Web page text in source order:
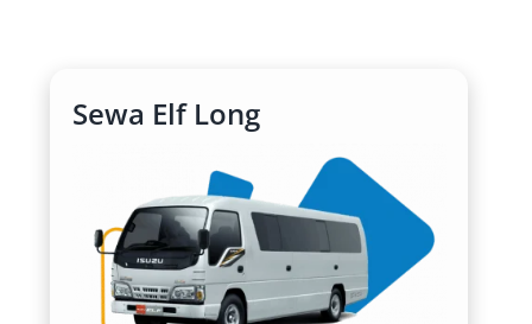
1. Kapasitas Penumpang yang
Besar dan Fleksibel
Rental mobil Elf Palembang hadir dengan dua
pilihan utama: Short 11–14 seat dan Long 18–
Sewa Elf Long